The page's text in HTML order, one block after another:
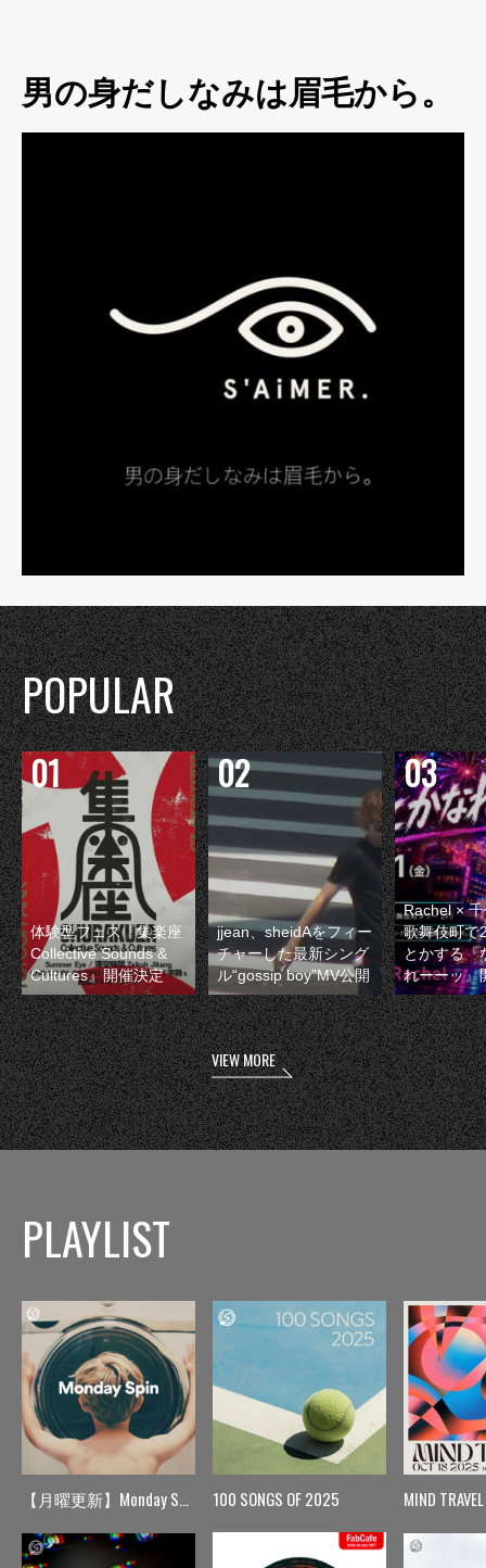
男の身だしなみは眉毛から。
POPULAR
体験型フェス『集楽座
Collective Sounds &
Cultures』開催決定
jjean、sheidAをフィー
チャーした最新シング
ル“gossip boy”MV公開
Rachel ×
歌舞伎町で
とかする『
れーーッ』
VIEW MORE
PLAYLIST
【月曜更新】Monday Spin 100 SONGS OF 2025 MIND TRAVEL